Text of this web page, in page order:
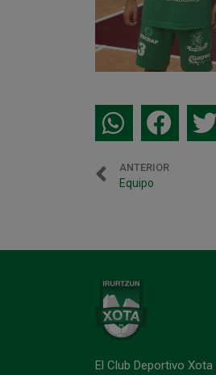
ANTERIOR
Equipo
El Club Deportivo